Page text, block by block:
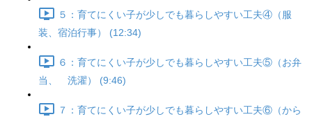
５：育てにくい子が少しでも暮らしやすい工夫④（服
装、宿泊行事） (12:34)
６：育てにくい子が少しでも暮らしやすい工夫⑤（お弁
当、 洗濯） (9:46)
７：育てにくい子が少しでも暮らしやすい工夫⑥（から